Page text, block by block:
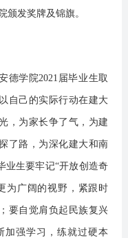
颁发奖牌及锦旗。
德学院2021届毕业生取
自己的实际行动在建大
，为家长争了气，为建
了路，为深化建大和南
业生要牢记“开放创造奇
为广阔的视野，紧跟时
要自觉肩负起民族复兴
加强学习，练就过硬本